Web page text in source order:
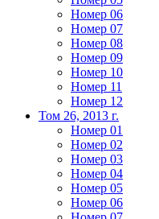
Номер 06
Номер 07
Номер 08
Номер 09
Номер 10
Номер 11
Номер 12
Том 26, 2013 г.
Номер 01
Номер 02
Номер 03
Номер 04
Номер 05
Номер 06